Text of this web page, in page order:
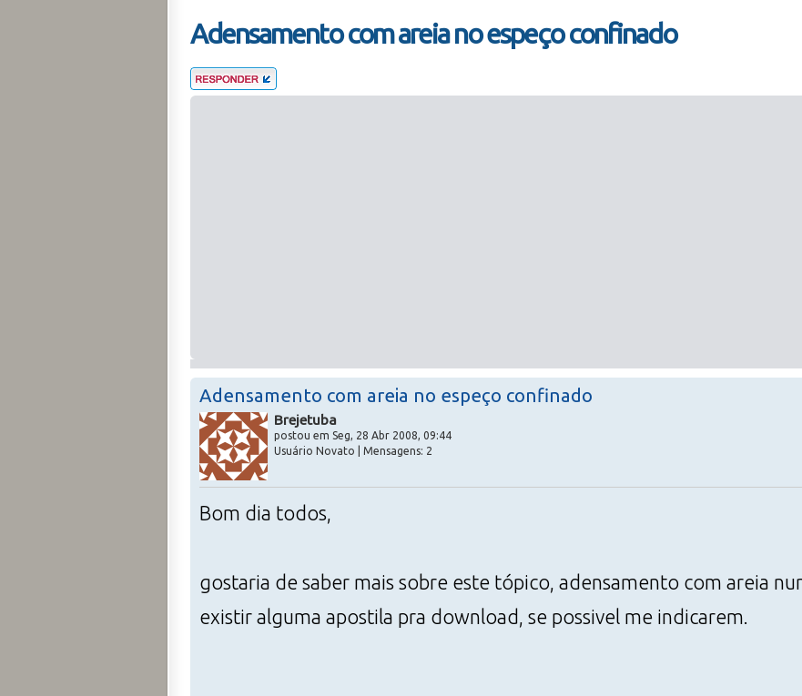
Adensamento com areia no espeço confinado
Adensamento com areia no espeço confinado
Brejetuba
postou em Seg, 28 Abr 2008, 09:44
Usuário Novato | Mensagens: 2
Bom dia todos,
gostaria de saber mais sobre este tópico, adensamento com areia
existir alguma apostila pra download, se possivel me indicarem.